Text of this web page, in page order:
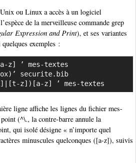
ou Linux a accès à un logiciel
de la merveilleuse commande grep
Expression and Print), et ses variantes
exemples :
z] ’ mes-textes
securite.bib
z])[a-z] ’ mes-textes
ligne affiche les lignes du fichier mes-
(^\., la contre-barre annule la
qui isolé désigne « n’importe quel
minuscules quelconques ([a-z]), suivis